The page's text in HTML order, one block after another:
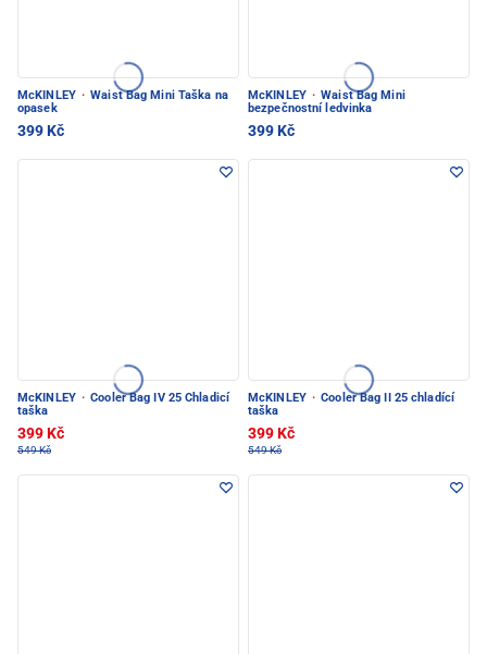
McKINLEY · Waist Bag Mini Taška na
opasek
399 Kč
McKINLEY · Waist Bag Mini
bezpečnostní ledvinka
399 Kč
McKINLEY · Cooler Bag IV 25 Chladicí
taška
399 Kč
549 Kč
McKINLEY · Cooler Bag II 25 chladící
taška
399 Kč
549 Kč